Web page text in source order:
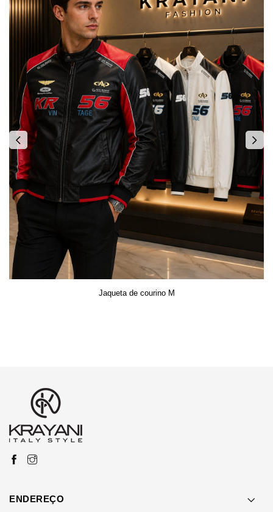
Jaqueta de courino M
ENDEREÇO